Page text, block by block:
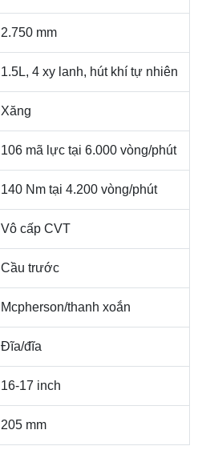
2.750 mm
1.5L, 4 xy lanh, hút khí tự nhiên
Xăng
106 mã lực tại 6.000 vòng/phút
140 Nm tại 4.200 vòng/phút
Vô cấp CVT
Cầu trước
Mcpherson/thanh xoắn
Đĩa/đĩa
16-17 inch
205 mm